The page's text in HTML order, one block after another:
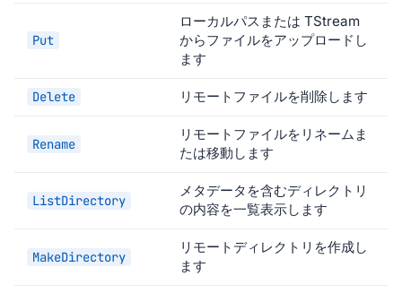
Put
ローカルパスまたは TStream
からファイルをアップロードし
ます
Delete リモートファイルを削除します
Rename
リモートファイルをリネームま
たは移動します
ListDirectory
メタデータを含むディレクトリ
の内容を一覧表示します
MakeDirectory
リモートディレクトリを作成し
ます